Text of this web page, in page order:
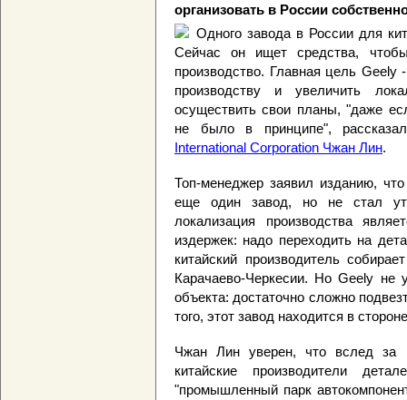
организовать в России
Одного завода в России для
Сейчас он ищет средства, чтобы
производство. Главная цель
производству и увеличить
осуществить свои планы, "даже
не было в принципе",
International Corporation Чжан Лин.
Топ-менеджер заявил изданию,
еще один завод, но не стал
локализация производства
издержек: надо переходить на
китайский производитель
Карачаево-Черкесии. Но Geely не
объекта: достаточно сложно
того, этот завод находится в
Чжан Лин уверен, что вслед за
китайские производители
"промышленный парк